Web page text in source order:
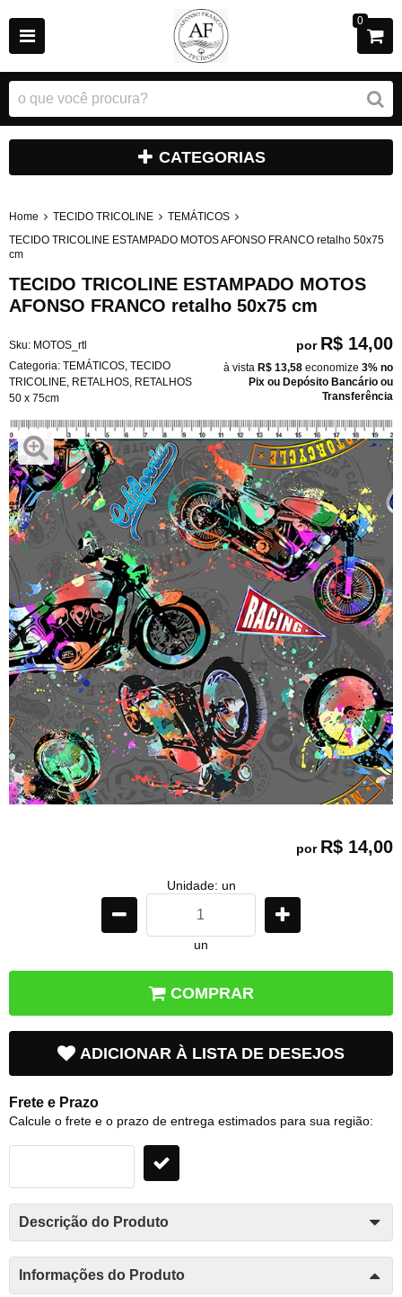
0
CATEGORIAS
Home TECIDO TRICOLINE
TEMÁTICOS
TECIDO TRICOLINE ESTAMPADO MOTOS AFONSO FRANCO retalho 50x75
cm
TECIDO TRICOLINE ESTAMPADO MOTOS
AFONSO FRANCO retalho 50x75 cm
Sku: MOTOS_rtl
Categoria: TEMÁTICOS TECIDO
TRICOLINE RETALHOS RETALHOS
50 x 75cm
por R$ 14,00
à vista R$ 13,58 economize 3% no
Pix ou Depósito Bancário ou
Transferência
por R$ 14,00
Unidade: un
un
COMPRAR
ADICIONAR À LISTA DE DESEJOS
Frete e Prazo
Calcule o frete e o prazo de entrega estimados para sua região:
Descrição do Produto
Informações do Produto